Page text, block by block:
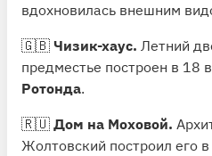
вдохновилась внешним
🇬🇧 Чизик-хаус. Летний
предместье построен в 18
Ротонда.
🇷🇺 Дом на Моховой.
Жолтовский построил его